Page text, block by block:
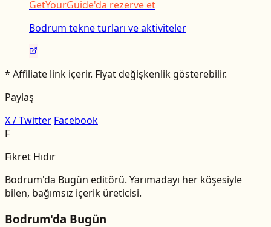
GetYourGuide'da rezerve et
Bodrum tekne turları ve aktiviteler
* Affiliate link içerir. Fiyat değişkenlik gösterebilir.
Paylaş
X / Twitter Facebook
F
Fikret Hıdır
Bodrum'da Bugün editörü. Yarımadayı her köşesiyle
bilen, bağımsız içerik üreticisi.
Bodrum'da Bugün